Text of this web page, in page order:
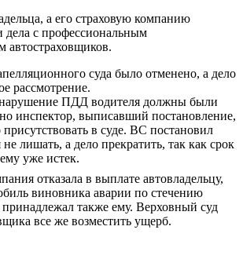
а его страховую компанию
дела с профессиональным
автостраховщиков.
суда было отменено, а дело
рассмотрение.
ПДД водителя должны были
инспектор, выписавший постановление,
в суде. ВС постановил
лишать, а дело прекратить, так как срок
уже истек.
отказала в выплате автовладельцу,
виновника аварии по стечению
принадлежал также ему. Верховный суд
все же возместить ущерб.